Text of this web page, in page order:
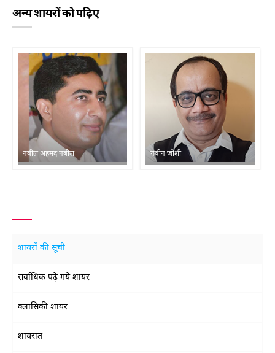
अन्य शायरों को पढ़िए
नबील अहमद नबील नवीन जोशी
शायरों की सूची
सर्वाधिक पढ़े गये शायर
क्लासिकी शायर
शायरात